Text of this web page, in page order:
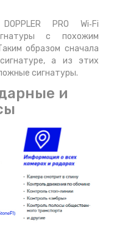
PRO Wi‑Fi
с похожим
образом сначала
а из этих
сигнатуры.
и